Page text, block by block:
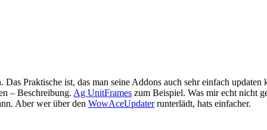
Praktische ist, das man seine Addons auch sehr einfach updaten
– Beschreibung. Ag UnitFrames zum Beispiel. Was mir echt nicht
Aber wer über den WowAceUpdaterrunterlädt, hats einfacher.